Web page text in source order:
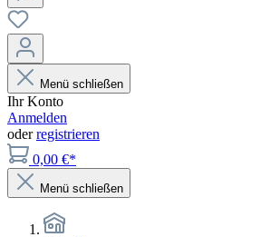
Menü schließen
Ihr Konto
Anmelden
oderregistrieren
0,00 €*
Menü schließen